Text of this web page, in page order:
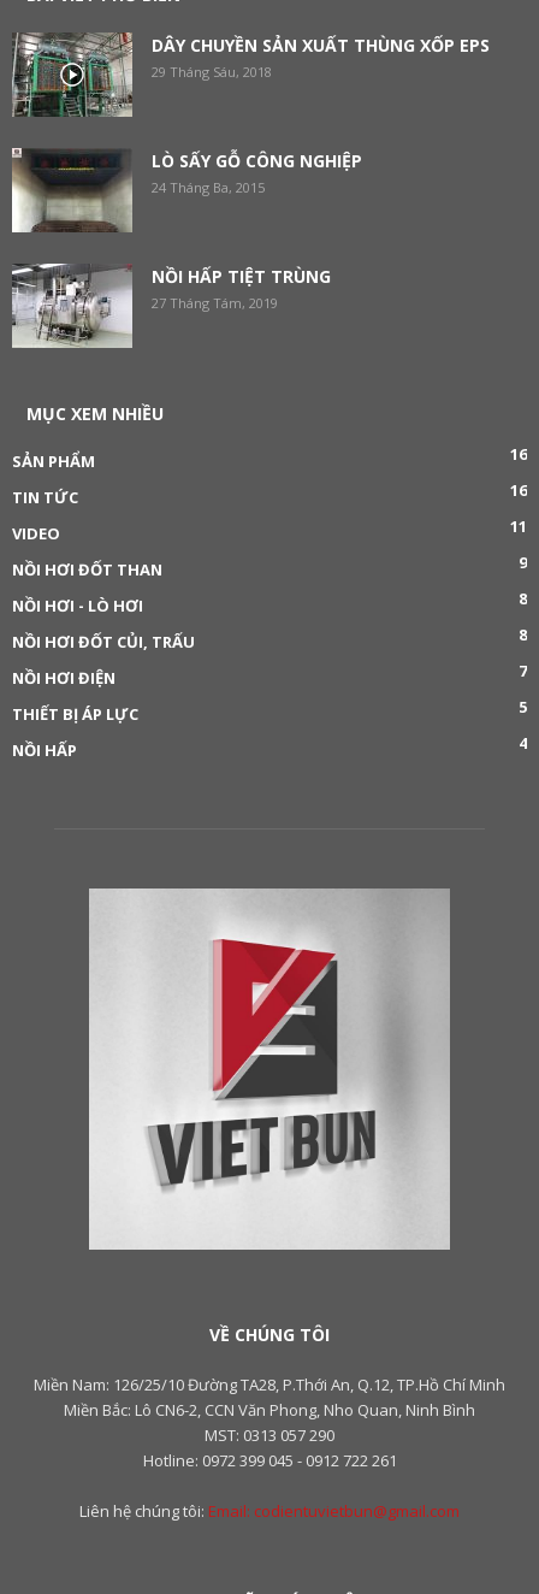
DÂY CHUYỀN SẢN XUẤT THÙNG XỐP EPS
29 Tháng Sáu, 2018
LÒ SẤY GỖ CÔNG NGHIỆP
24 Tháng Ba, 2015
NỒI HẤP TIỆT TRÙNG
27 Tháng Tám, 2019
MỤC XEM NHIỀU
SẢN PHẨM
16
TIN TỨC
16
VIDEO
11
NỒI HƠI ĐỐT THAN
9
NỒI HƠI - LÒ HƠI
8
NỒI HƠI ĐỐT CỦI, TRẤU
8
NỒI HƠI ĐIỆN
7
THIẾT BỊ ÁP LỰC
5
NỒI HẤP
4
VỀ CHÚNG TÔI
Miền Nam: 126/25/10 Đường TA28, P.Thới An, Q.12, TP.Hồ Chí Minh
Miền Bắc: Lô CN6-2, CCN Văn Phong, Nho Quan, Ninh Bình
MST: 0313 057 290
Hotline: 0972 399 045 - 0912 722 261
Liên hệ chúng tôi: Email: codientuvietbun@gmail.com